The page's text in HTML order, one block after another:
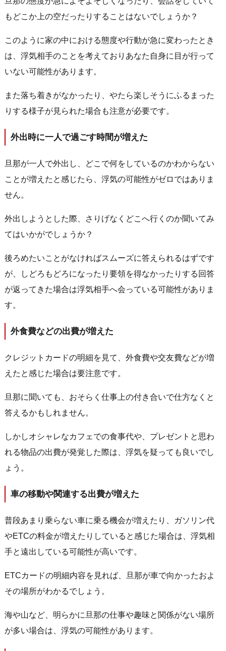
もどこか上の空だったりすることはないでしょうか？
このように家の中における態度や行動が急に変わったとき
は、浮気相手のことを考えておりあなた自身に目が行って
いない可能性があります。
また落ち着きがなかったり、やたら楽しそうにふるまった
りする様子が見られた場合も注意が必要です。
外出時に一人で過ごす時間が増えた
旦那が一人で外出し、どこで何をしているのかわからない
ことが増えたと感じたら、浮気の可能性がゼロではありま
せん。
外出しようとした際、さりげなくどこへ行くのか聞いてみ
てはいかがでしょうか？
後ろめたいことがなければスムーズに答えられるはずです
が、しどろもどろになったり要領を得なかったりする回答
が返ってきた場合は浮気相手へ会っている可能性がありま
す。
外食費などの出費が増えた
クレジットカードの明細を見て、外食費や交友費などが増
えたと感じた場合は要注意です。
旦那に聞いても、おそらく仕事上の付き合いで仕方なくと
答えるかもしれません。
しかしオシャレなカフェでの食事代や、プレゼントと思わ
れる物品の出費が発覚した際は、浮気を疑っても良いでし
ょう。
車の移動や関連する出費が増えた
普段あまり乗らない車に乗る機会が増えたり、ガソリン代
やETCの料金が増えたりしていると感じた場合は、浮気相
手と遠出している可能性が高いです。
ETCカードの明細内容を見れば、旦那が車で向かったおよ
その場所がわかるでしょう。
海や山など、明らかに旦那の仕事や趣味と関係がない場所
が多い場合は、浮気の可能性があります。